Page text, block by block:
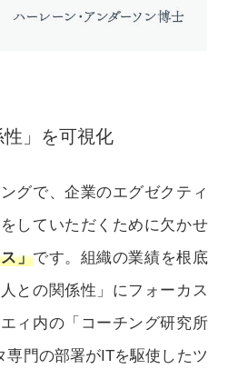
」を可視化
グで、企業のエグゼクティ
していただくために欠かせ
」です。組織の業績を根底
との関係性」にフォーカス
ィ内の「コーチング研究所
専門の部署がITを駆使したツ